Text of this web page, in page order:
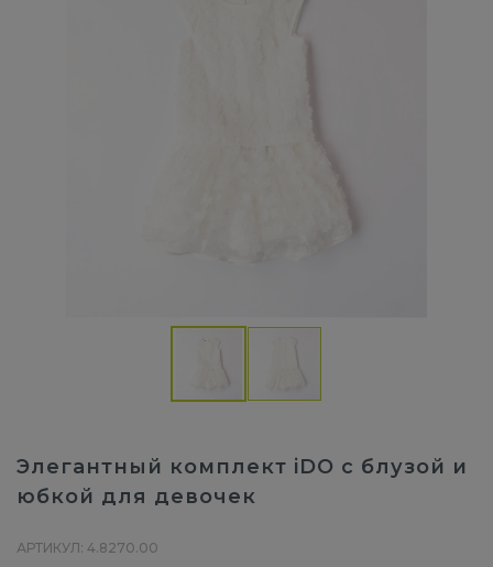
Элегантный комплект iDO с блузой и
юбкой для девочек
АРТИКУЛ: 4.8270.00